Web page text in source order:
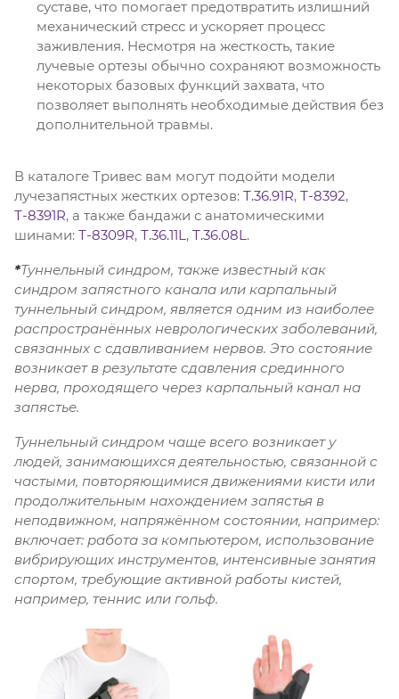
суставе, что помогает предотвратить излишний
механический стресс и ускоряет процесс
заживления. Несмотря на жесткость, такие
лучевые ортезы обычно сохраняют возможность
некоторых базовых функций захвата, что
позволяет выполнять необходимые действия без
дополнительной травмы.
В каталоге Тривес вам могут подойти модели
лучезапястных жестких ортезов: Т.36.91R, Т-8392,
Т-8391R, а также бандажи с анатомическими
шинами: Т-8309R, Т.36.11L, Т.36.08L.
*Туннельный синдром, также известный как
синдром запястного канала или карпальный
туннельный синдром, является одним из наиболее
распространённых неврологических заболеваний,
связанных с сдавливанием нервов. Это состояние
возникает в результате сдавления срединного
нерва, проходящего через карпальный канал на
запястье.
Туннельный синдром чаще всего возникает у
людей, занимающихся деятельностью, связанной с
частыми, повторяющимися движениями кисти или
продолжительным нахождением запястья в
неподвижном, напряжённом состоянии, например:
включает: работа за компьютером, использование
вибрирующих инструментов, интенсивные занятия
спортом, требующие активной работы кистей,
например, теннис или гольф.